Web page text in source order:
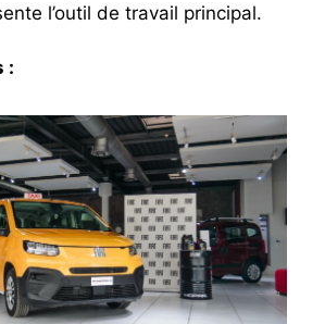
l’outil de travail principal.
: